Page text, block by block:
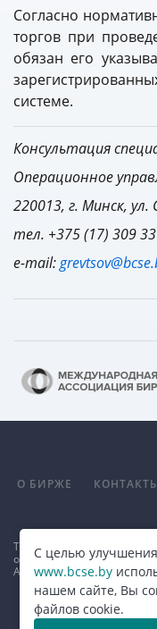
Согласно
торгов при
обязан его
системе.
Консультация
Операционное
220013, г. Минск, ул.
тел. +375 (17) 309
e-mail:
О БИРЖЕ
Телефон
office@bcse.by .
Адрес: 220013 г. Минск ул.
© 2026, ОАО
С целью
www.bcse.by
нашем сайте, Вы
файлов cookie.